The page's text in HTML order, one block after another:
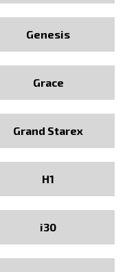
Genesis
Grace
Grand Starex
H1
i30